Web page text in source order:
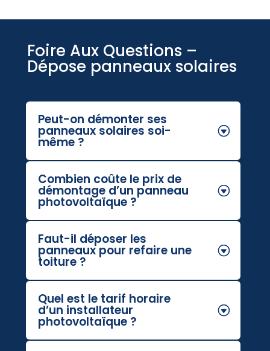
Foire Aux Questions –
Dépose panneaux solaires
Peut-on démonter ses
panneaux solaires soi-
même ?
Combien coûte le prix de
démontage d’un panneau
photovoltaïque ?
Faut-il déposer les
panneaux pour refaire une
toiture ?
Quel est le tarif horaire
d’un installateur
photovoltaïque ?